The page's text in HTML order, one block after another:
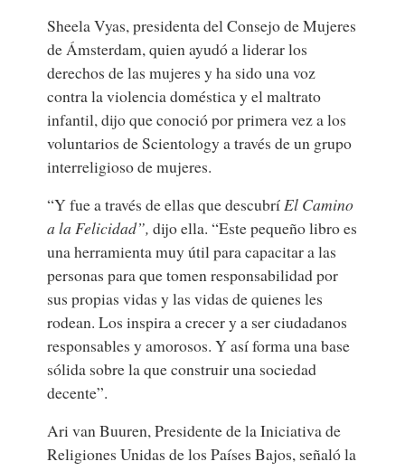
Sheela Vyas, presidenta del Consejo de Mujeres
de Ámsterdam, quien ayudó a liderar los
derechos de las mujeres y ha sido una voz
contra la violencia doméstica y el maltrato
infantil, dijo que conoció por primera vez a los
voluntarios de Scientology a través de un grupo
interreligioso de mujeres.
“Y fue a través de ellas que descubríEl Camino
a la Felicidad”, dijo ella. “Este pequeño libro es
una herramienta muy útil para capacitar a las
personas para que tomen responsabilidad por
sus propias vidas y las vidas de quienes les
rodean. Los inspira a crecer y a ser ciudadanos
responsables y amorosos. Y así forma una base
sólida sobre la que construir una sociedad
decente”.
Ari van Buuren, Presidente de la Iniciativa de
Religiones Unidas de los Países Bajos, señaló la